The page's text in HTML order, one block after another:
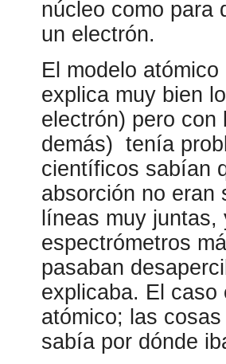
núcleo como para
un electrón.
El modelo
explica muy bien
electrón) pero con
demás) tenía
científicos sabían
absorción no eran
líneas muy juntas,
espectrómetros
pasaban
explicaba. El
atómico; las
sabía por dónde